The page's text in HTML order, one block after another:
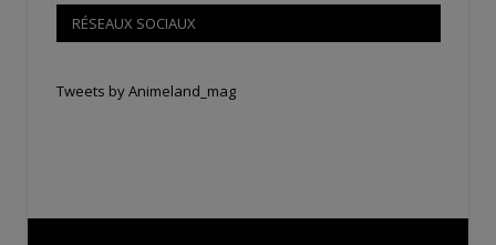
RÉSEAUX SOCIAUX
Tweets by Animeland_mag